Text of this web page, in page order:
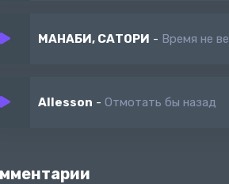
МАНАБИ, САТОРИ - Время не вернуть назад
Allesson - Отмотать бы назад